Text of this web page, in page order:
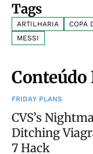
Tags
ARTILHARIA COPA
MESSI